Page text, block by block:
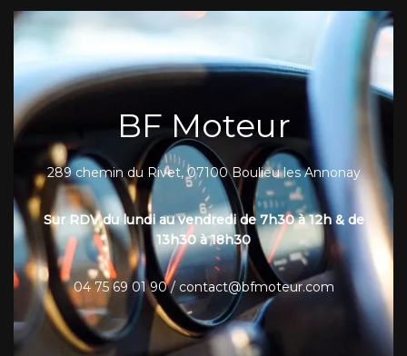
BF Moteur
289 chemin du Rivet, 07100 Boulieu les Annonay
Sur RDV du lundi au vendredi de 7h30 à 12h & de
13h30 à 18h30
04 75 69 01 90 / contact@bfmoteur.com